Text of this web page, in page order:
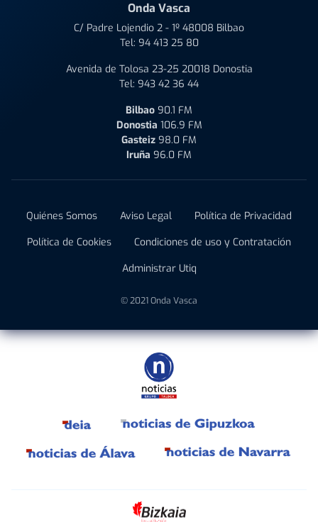
Onda Vasca
C/ Padre Lojendio 2 - 1º 48008 Bilbao
Tel: 94 413 25 80
Avenida de Tolosa 23-25 20018 Donostia
Tel: 943 42 36 44
Bilbao 90.1 FM
Donostia 106.9 FM
Gasteiz 98.0 FM
Iruña 96.0 FM
Quiénes Somos Aviso Legal
Política de Privacidad
Política de Cookies
Condiciones de uso y Contratación
Administrar Utiq
© 2021 Onda Vasca